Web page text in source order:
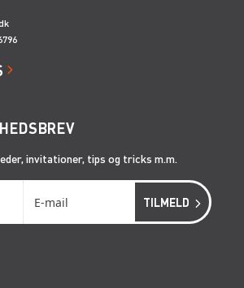
invitationer, tips og tricks m.m.